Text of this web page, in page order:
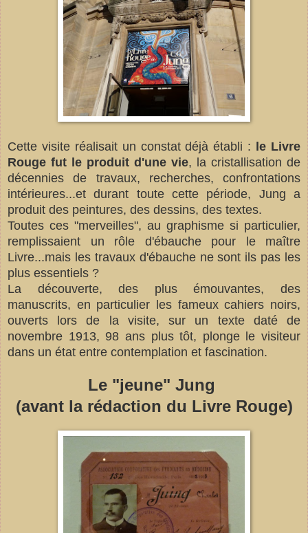
Cette visite réalisait un constat déjà établi :
le Livre
Rouge fut le produit d'une vie, la cristallisation de
décennies de travaux, recherches, confrontations
intérieures...et durant toute cette période, Jung a
produit des peintures, des dessins, des textes.
Toutes ces "merveilles", au graphisme si particulier,
remplissaient un rôle d'ébauche pour le maître
Livre...mais les travaux d'ébauche ne sont ils pas les
plus essentiels ?
La découverte, des plus émouvantes, des
manuscrits, en particulier les fameux cahiers noirs,
ouverts lors de la visite, sur un texte daté de
novembre 1913, 98 ans plus tôt, plonge le visiteur
dans un état entre contemplation et fascination.
Le "jeune" Jung
(avant la rédaction du Livre Rouge)